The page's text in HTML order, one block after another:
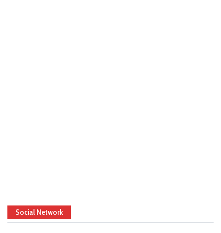
Social Network